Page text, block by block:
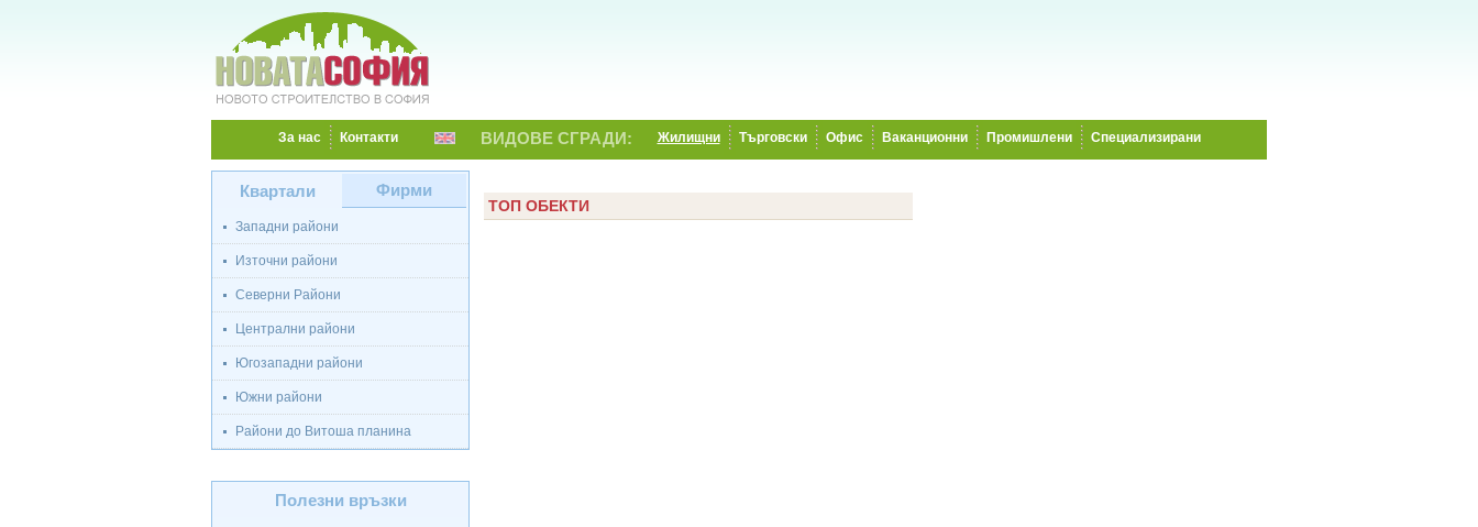
За нас Контакти ВИДОВЕ СГРАДИ: Жилищни Търговски Офис Ваканционни Промишлени Специализирани
Квартали Фирми
Западни райони
Източни райони
Северни Райони
Централни райони
Югозападни райони
Южни райони
Райони до Витоша планина
Полезни връзки
ТОП ОБЕКТИ